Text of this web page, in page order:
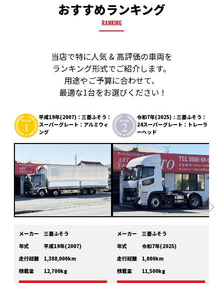
おすすめランキング
RANKING
当店で特に人気 & 高評価の車両を
ランキング形式でご紹介します。
用途やご予算に合わせて、
最適な1台をお選びください !
平成19年(2007)：三菱ふそう：
スーパーグレート：アルミウィ
ング
メーカー
三菱ふそう
年式
平成19年(2007)
走行距離
1,388,000km
積載量
12,700kg
令和7年(2025)：三菱ふそう：
24スーパーグレート：トレーラ
ーヘッド
メーカー
三菱ふそう
年式
令和7年(2025)
走行距離
1,000km
積載量
11,500kg